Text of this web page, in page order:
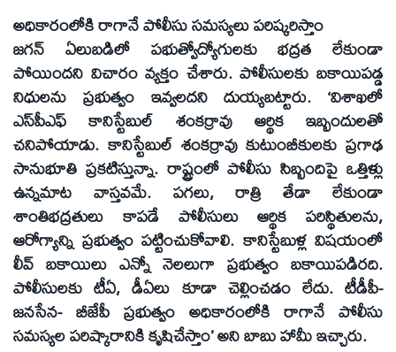
అధికారంలోకి రాగానే పోలీసు సమస్యలు పరిష్కరిస్తాం
జగన్‌ ఏలుబడిలో పభుత్వోద్యోగులకు భద్రత లేకుండా
పోయిందని విచారం వ్యక్తం చేశారు. పోలీసులకు బకాయిపడ్డ
నిధులను ప్రభుత్వం ఇవ్వలదని దుయ్యబట్టారు. ‘విశాఖలో
ఎస్‌పీఎఫ్‌ కానిస్టేబుల్‌ శంకర్రావు ఆర్థిక ఇబ్బందులతో
చనిపోయాడు. కానిస్టేబుల్‌ శంకర్రావు కుటుంబీకులకు ప్రగాఢ
సానుభూతి ప్రకటిస్తున్నా. రాష్ట్రంలో పోలీసు సిబ్బందిపై ఒత్తిళ్లు
ఉన్నమాట వాస్తవమే. పగలు, రాత్రి తేడా లేకుండా
శాంతిభద్రతులు కాపడే పోలీసులు ఆర్థిక పరిస్థితులను,
ఆరోగ్యాన్ని ప్రభుత్వం పట్టించుకోవాలి. కానిస్టేబుళ్ల విషయంలో
లీవ్‌ బకాయిలు ఎన్నో నెలలుగా ప్రభుత్వం బకాయిపడిరది.
పోలీసులకు టీఏ, డీఏలు కూడా చెల్లించడం లేదు. టీడీపీ-
జనసేన- బీజేపీ ప్రభుత్వం అధికారంలోకి రాగానే పోలీసు
సమస్యల పరిష్కారానికి కృషిచేస్తాం’ అని బాబు హామీ ఇచ్చారు.